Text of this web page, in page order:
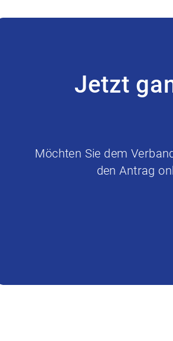
Jetzt
Möchten Sie dem
den Antrag